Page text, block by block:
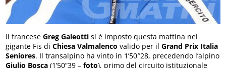
Il franceseGreg Galeotti si è imposto questa mattina nel
gigante Fis diChiesa Valmalenco valido per ilGrand Prix Italia
Seniores. Il transalpino ha vinto in 1’50″28, precedendo l’alpino
Giulio Bosca (1’50”39 –foto), primo del circuito istituzionale